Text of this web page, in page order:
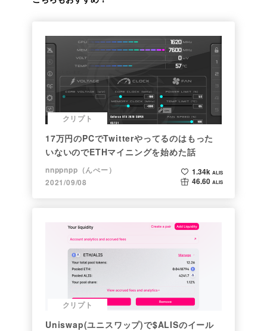
クリプト
17万円のPCでTwitterやってるのはもった
いないのでETHマイニングを始めた話
nnppnpp（んぺー）
2021/09/08
1.34k ALIS
46.60 ALIS
クリプト
Uniswap(ユニスワップ)で$ALISのイール